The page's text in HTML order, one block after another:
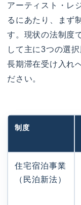
アーティスト・レ
るにあたり、まず
す。現状の法制度
して主に3つの選
長期滞在受け入れ
ださい。
制度
住宅宿泊事業
（民泊新法）